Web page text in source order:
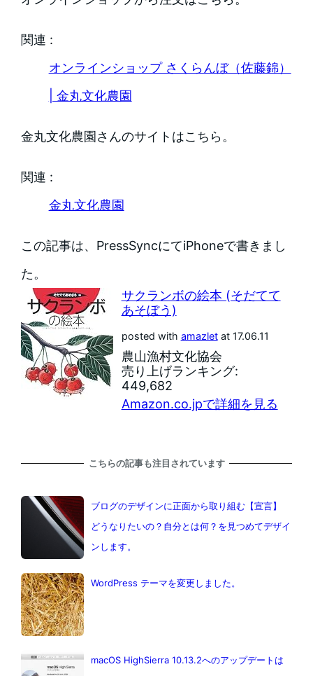
関連 :
オンラインショップ さくらんぼ（佐藤錦）
| 金丸文化農園
金丸文化農園さんのサイトはこちら。
関連 :
金丸文化農園
この記事は、PressSyncにてiPhoneで書きまし
た。
サクランボの絵本 (そだてて
あそぼう)
posted with amazletat 17.06.11
農山漁村文化協会
売り上げランキング:
449,682
Amazon.co.jpで詳細を見る
こちらの記事も注目されています
ブログのデザインに正面から取り組む【宣言】
どうなりたいの？自分とは何？を見つめてデザイ
ンします。
WordPress テーマを変更しました。
macOS HighSierra 10.13.2へのアップデートは